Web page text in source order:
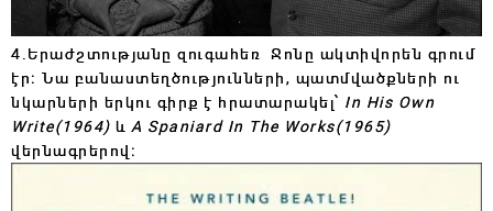
4.Երաժշտությանը զուգահեռ Ջոնը ակտիվորեն գրում
էր։ Նա բանաստեղծությունների, պատմվածքների ու
նկարների երկու գիրք է հրատարակել՝ In His Own
Write(1964) և A Spaniard In The Works(1965)
վերնագրերով։